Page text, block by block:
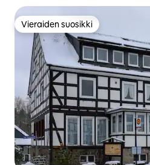
Vieraiden suosikki
Vieraiden suosikki